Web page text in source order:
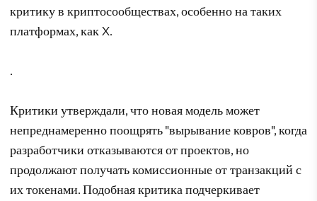
критику в криптосообществах, особенно на таких
платформах, как X.
.
Критики утверждали, что новая модель может
непреднамеренно поощрять "вырывание ковров", когда
разработчики отказываются от проектов, но
продолжают получать комиссионные от транзакций с
их токенами. Подобная критика подчеркивает